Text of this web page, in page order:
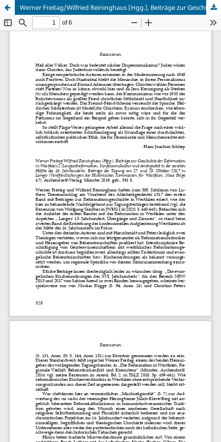
Werner Freitag/Wilfried Reininghaus (Hgg.), Beiträge zur Geschichte der Reformation in Westfalen 2: Langzeitreformation, Konfessionskultur und Ambiguität in der zweiten Hälfte des 16. Jahrhunderts, Beiträge der Tagung am 27. und 28. Oktober 2017 in Lemgo (Veröffentlichungen der Historischen Kommission für Westfalen, Neue Folge 47)